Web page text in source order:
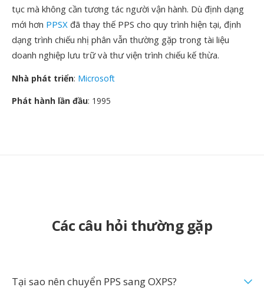
tục mà không cần tương tác người vận hành. Dù định dạng
mới hơn PPSX đã thay thế PPS cho quy trình hiện tại, định
dạng trình chiếu nhị phân vẫn thường gặp trong tài liệu
doanh nghiệp lưu trữ và thư viện trình chiếu kế thừa.
Nhà phát triển: Microsoft
Phát hành lần đầu: 1995
Các câu hỏi thường gặp
Tại sao nên chuyển PPS sang OXPS?